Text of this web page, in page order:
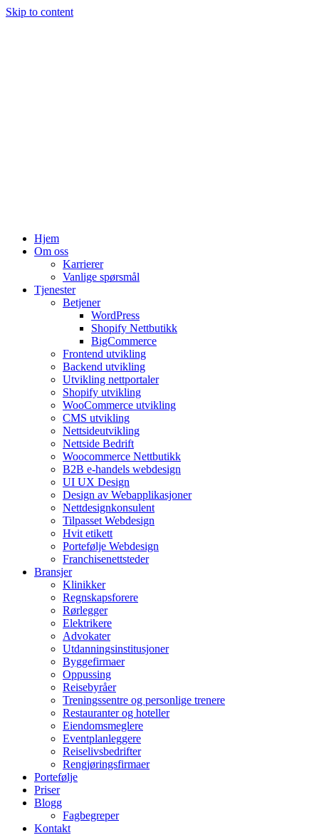
Skip to content
Hjem
Om oss
Karrierer
Vanlige spørsmål
Tjenester
Betjener
WordPress
Shopify Nettbutikk
BigCommerce
Frontend utvikling
Backend utvikling
Utvikling nettportaler
Shopify utvikling
WooCommerce utvikling
CMS utvikling
Nettsideutvikling
Nettside Bedrift
Woocommerce Nettbutikk
B2B e-handels webdesign
UI UX Design
Design av Webapplikasjoner
Nettdesignkonsulent
Tilpasset Webdesign
Hvit etikett
Portefølje Webdesign
Franchisenettsteder
Bransjer
Klinikker
Regnskapsforere
Rørlegger
Elektrikere
Advokater
Utdanningsinstitusjoner
Byggefirmaer
Oppussing
Reisebyråer
Treningssentre og personlige trenere
Restauranter og hoteller
Eiendomsmeglere
Eventplanleggere
Reiselivsbedrifter
Rengjøringsfirmaer
Portefølje
Priser
Blogg
Fagbegreper
Kontakt